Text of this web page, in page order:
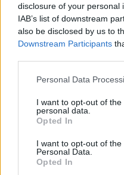
disclosure of your personal
IAB’s list of downstream
also be disclosed by us to
Downstream Participants
Personal Data
I want to opt-out of
personal data.
Opted In
I want to opt-out of the
Personal Data.
Opted In
Υπάρχουν πάντα
αν προσπαθούμε δεν
Έλλειψη ύπνου
ασθένειες, όπως
διαβήτη ή ακόμα κι